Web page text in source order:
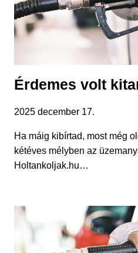
Érdemes volt
2025 december 17.
Ha máig kibírtad, most még
kétéves mélyben az
Holtankoljak.hu…